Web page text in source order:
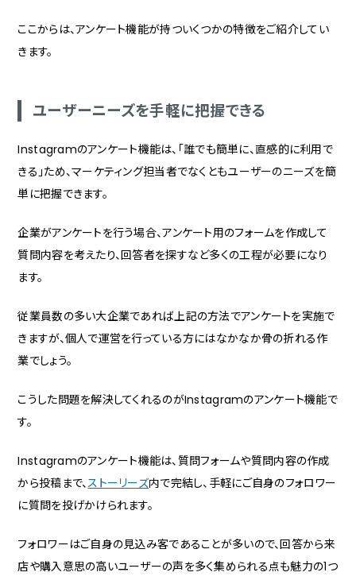
ここからは、アンケート機能が持ついくつかの特徴をご紹介してい
きます。
ユーザーニーズを手軽に把握できる
Instagramのアンケート機能は、「誰でも簡単に、直感的に利用で
きる」ため、マーケティング担当者でなくともユーザーのニーズを簡
単に把握できます。
企業がアンケートを行う場合、アンケート用のフォームを作成して
質問内容を考えたり、回答者を探すなど多くの工程が必要になり
ます。
従業員数の多い大企業であれば上記の方法でアンケートを実施で
きますが、個人で運営を行っている方にはなかなか骨の折れる作
業でしょう。
こうした問題を解決してくれるのがInstagramのアンケート機能で
す。
Instagramのアンケート機能は、質問フォームや質問内容の作成
から投稿まで、ストーリーズ内で完結し、手軽にご自身のフォロワー
に質問を投げかけられます。
フォロワーはご自身の見込み客であることが多いので、回答から来
店や購入意思の高いユーザーの声を多く集められる点も魅力の1つ